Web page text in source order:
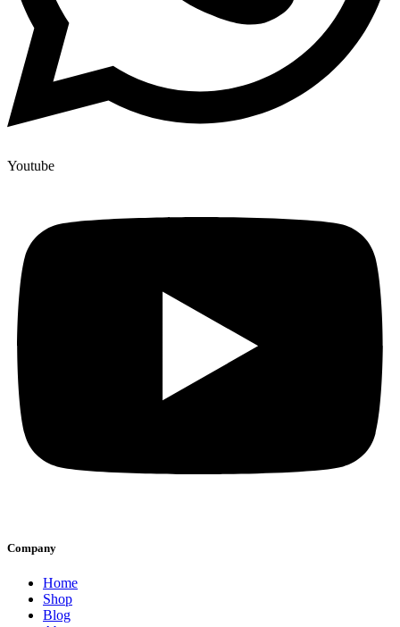
Youtube
Company
Home
Shop
Blog